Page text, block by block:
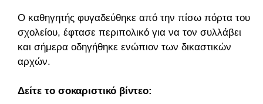
Ο καθηγητής φυγαδεύθηκε από την πίσω πόρτα του
σχολείου, έφτασε περιπολικό για να τον συλλάβει
και σήμερα οδηγήθηκε ενώπιον των δικαστικών
αρχών.
Δείτε το σοκαριστικό βίντεο: